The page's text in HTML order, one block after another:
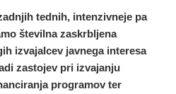
tednih, intenzivneje pa
številna zaskrbljena
izvajalcev javnega interesa
zastojev pri izvajanju
programov ter